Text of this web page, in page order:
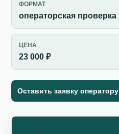
ФОРМАТ
операторская проверка
ЦЕНА
23 000 ₽
Оставить заявку оператору